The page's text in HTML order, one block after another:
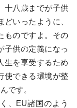
十八歳までが子供
いったように、
ものですよ。その
子供の定義になっ
生を享受するため
使できる環境が整
です。
、EU諸国のよう